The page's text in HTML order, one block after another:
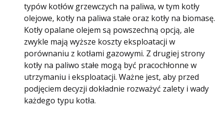
typów kotłów grzewczych na paliwa, w tym kotły
olejowe, kotły na paliwa stałe oraz kotły na biomasę.
Kotły opalane olejem są powszechną opcją, ale
zwykle mają wyższe koszty eksploatacji w
porównaniu z kotłami gazowymi. Z drugiej strony
kotły na paliwo stałe mogą być pracochłonne w
utrzymaniu i eksploatacji. Ważne jest, aby przed
podjęciem decyzji dokładnie rozważyć zalety i wady
każdego typu kotła.